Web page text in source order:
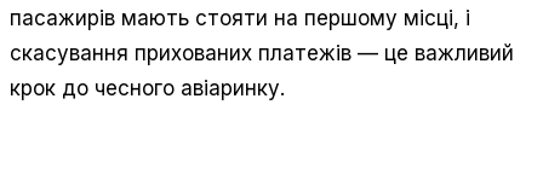
пасажирів мають стояти на першому місці, і
скасування прихованих платежів — це важливий
крок до чесного авіаринку.